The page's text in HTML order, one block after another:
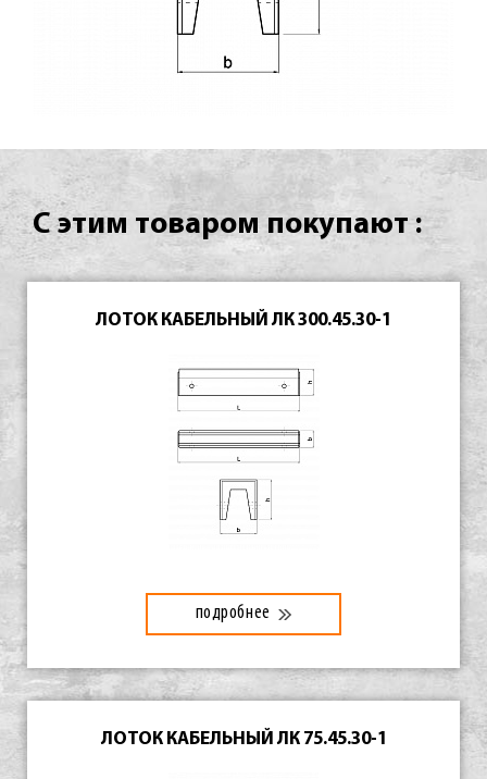
С этим товаром покупают :
ЛОТОК КАБЕЛЬНЫЙ ЛК 300.45.30-1
подробнее
ЛОТОК КАБЕЛЬНЫЙ ЛК 75.45.30-1